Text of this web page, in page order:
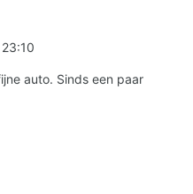
auto. Sinds een paar